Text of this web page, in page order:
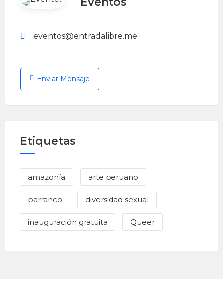
eventos@entradalibre.me
Enviar Mensaje
Etiquetas
amazonía arte peruano
barranco diversidad sexual
inauguración gratuita Queer